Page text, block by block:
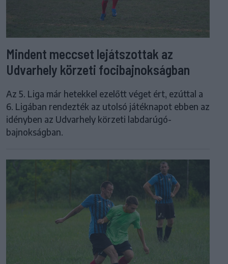
Mindent meccset lejátszottak az
Udvarhely körzeti focibajnokságban
Az 5. Liga már hetekkel ezelőtt véget ért, ezúttal a
6. Ligában rendezték az utolsó játéknapot ebben az
idényben az Udvarhely körzeti labdarúgó-
bajnokságban.